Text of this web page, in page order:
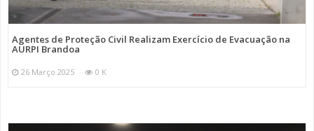
Agentes de Proteção Civil Realizam Exercício de Evacuação na
AURPI Brandoa
26 Março 2025 0 K